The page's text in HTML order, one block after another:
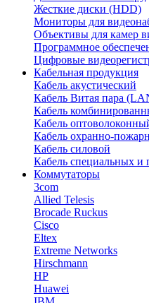
Жесткие диски (HDD)
Мониторы для
Объективы для камер
Программное
Цифровые
Кабельная продукция
Кабель акустический
Кабель Витая пара
Кабель
Кабель
Кабель охранно-
Кабель силовой
Кабель специальных
Коммутаторы
3com
Allied Telesis
Brocade Ruckus
Cisco
Eltex
Extreme Networks
Hirschmann
HP
Huawei